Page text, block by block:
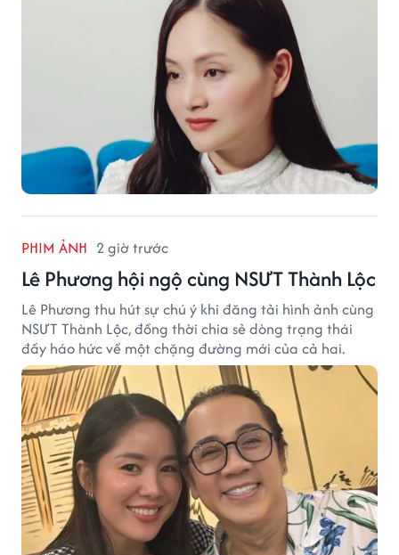
PHIM ẢNH 2 giờ trước
Lê Phương hội ngộ cùng NSƯT Thành Lộc
Lê Phương thu hút sự chú ý khi đăng tải hình ảnh cùng
NSƯT Thành Lộc, đồng thời chia sẻ dòng trạng thái
đầy háo hức về một chặng đường mới của cả hai.